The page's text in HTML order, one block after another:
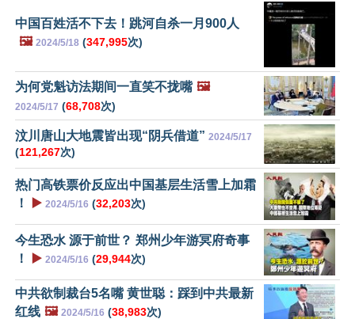
中国百姓活不下去！跳河自杀一月900人
🖼️ 2024/5/18 (347,995次)
为何党魁访法期间一直笑不拢嘴 🖼️
2024/5/17 (68,708次)
汶川唐山大地震皆出现“阴兵借道” 2024/5/17
(121,267次)
热门高铁票价反应出中国基层生活雪上加霜
！
▶️ 2024/5/16 (32,203次)
今生恐水 源于前世？ 郑州少年游冥府奇事
！
▶️ 2024/5/16 (29,944次)
中共欲制裁台5名嘴 黄世聪：踩到中共最新
红线 🖼️ 2024/5/16 (38,983次)